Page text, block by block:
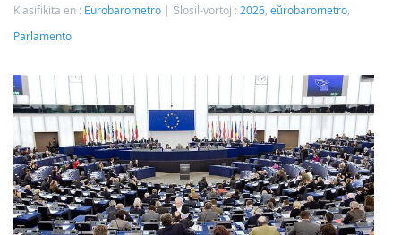
Klasifikita en : Eurobarometro Ŝlosil-vortoj : 2026 eŭrobarometro
Parlamento